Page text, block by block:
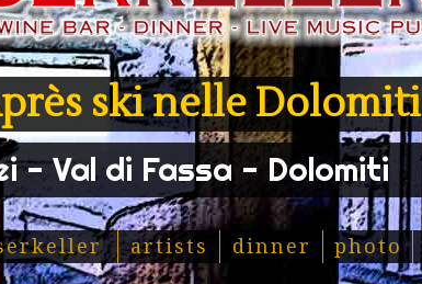
ski nelle Dolomiti
- Val di Fassa - Dolomiti
artists dinner photo